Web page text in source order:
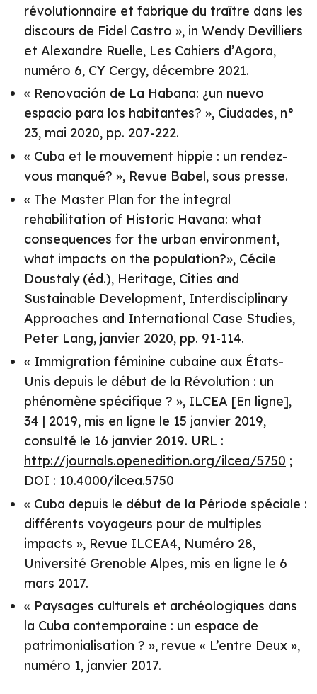
révolutionnaire et fabrique du traître dans les
discours de Fidel Castro », in Wendy Devilliers
et Alexandre Ruelle, Les Cahiers d’Agora,
numéro 6, CY Cergy, décembre 2021.
« Renovación de La Habana: ¿un nuevo
espacio para los habitantes? », Ciudades, n°
23, mai 2020, pp. 207-222.
« Cuba et le mouvement hippie : un rendez-
vous manqué? », Revue Babel, sous presse.
« The Master Plan for the integral
rehabilitation of Historic Havana: what
consequences for the urban environment,
what impacts on the population?», Cécile
Doustaly (éd.), Heritage, Cities and
Sustainable Development, Interdisciplinary
Approaches and International Case Studies,
Peter Lang, janvier 2020, pp. 91-114.
« Immigration féminine cubaine aux États-
Unis depuis le début de la Révolution : un
phénomène spécifique ? », ILCEA [En ligne],
34 | 2019, mis en ligne le 15 janvier 2019,
consulté le 16 janvier 2019. URL :
http://journals.openedition.org/ilcea/5750 ;
DOI : 10.4000/ilcea.5750
« Cuba depuis le début de la Période spéciale :
différents voyageurs pour de multiples
impacts », Revue ILCEA4, Numéro 28,
Université Grenoble Alpes, mis en ligne le 6
mars 2017.
« Paysages culturels et archéologiques dans
la Cuba contemporaine : un espace de
patrimonialisation ? », revue « L’entre Deux »,
numéro 1, janvier 2017.